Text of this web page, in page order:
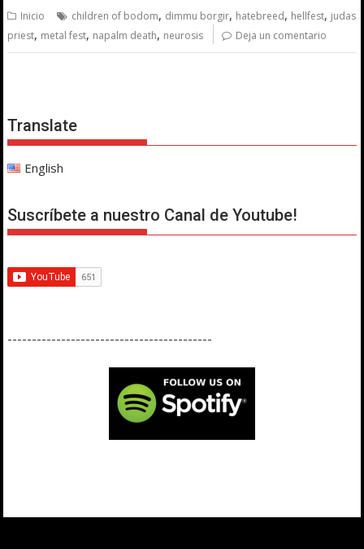
Inicio children of bodom, dimmu borgir, hatebreed, hellfest, judas
priest, metal fest, napalm death, neurosis Deja un comentario
Translate
English
Suscríbete a nuestro Canal de Youtube!
------------------------------------------